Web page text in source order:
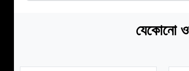
যেকোনো